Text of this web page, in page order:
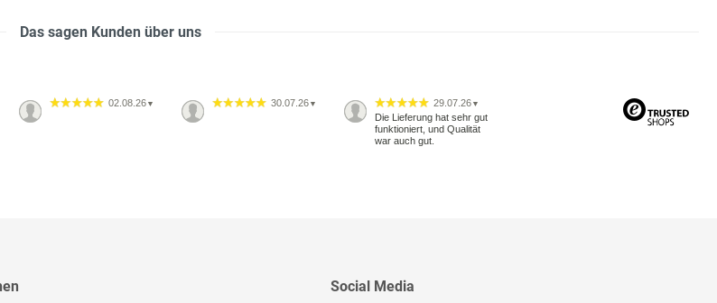
Das sagen Kunden über uns
02.08.26 ▼ 30.07.26 ▼ 29.07.26 ▼
Die Lieferung hat sehr gut
funktioniert, und Qualität
war auch gut.
Social Media